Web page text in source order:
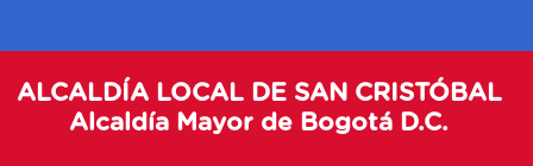
ALCALDÍA LOCAL DE SAN CRISTÓBAL
Alcaldía Mayor de Bogotá D.C.